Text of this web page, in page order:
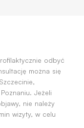
odbyć
można się
Jeżeli
nie należy
wizyty, w celu